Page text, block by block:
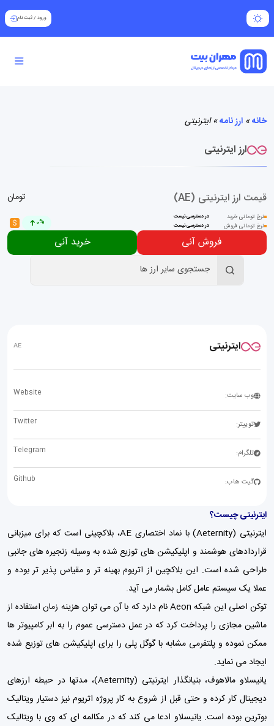
ورود /ثبت نام
خانه» ارز نامه»ایترنیتی
ارز ایترنیتی
قیمت ارز ایترنیتی (AE)
نرخ تومانی خرید در دسترسی نیست
نرخ تومانی فروش در دسترسی نیست
تومان
0%
$
فروش آنی خرید آنی
ایترنیتی AE
وب سایت: Website
توییتر: Twitter
تلگرام: Telegram
گیت هاب: Github
ایترنیتی چیست؟
ایترنیتی (Aeternity) با نماد اختصاری AE، بلاکچینی است که برای میزبانی
قراردادهای هوشمند و اپلیکیشن های توزیع شده به وسیله زنجیره های جانبی
طراحی شده است. این بلاکچین از اتریوم بهینه تر و مقیاس پذیر تر بوده و
عملا یک سیستم عامل کامل بشمار می آید.
توکن اصلی این شبکه Aeon نام دارد که با آن می توان هزینه زمان استفاده از
ماشین مجازی را پرداخت کرد که در عمل دسترسی عموم را به ابر کامپیوتر ها
ممکن نموده و پلتفرمی مشابه با گوگل پلی را برای اپلیکیشن های توزیع شده
ایجاد می نماید.
یانیسلاو مالاهوف، بنیانگذار ایترنیتی (Aeternity)، مدتها در حیطه ارزهای
دیجیتال کار کرده و حتی قبل از شروع به کار پروژه اتریوم نیز دستیار ویتالیک
بوترین بوده است. یانیسلاو ادعا می کند که در مکالمه ای که وی با ویتالیک